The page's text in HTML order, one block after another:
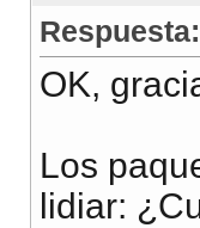
OK,
Los
lidiar: